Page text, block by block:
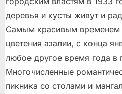
деревья и кусты живут и
Самым красивым временем
цветения азалии, с конца
любое другое время года в
Многочисленные
пикника со столами и